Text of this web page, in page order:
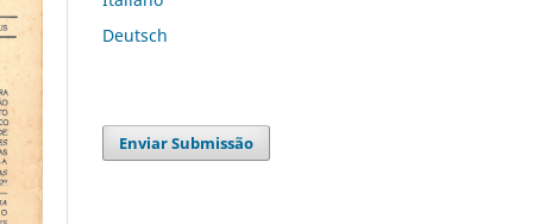
Deutsch
Enviar Submissão